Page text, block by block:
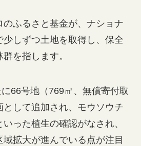
ふるさと基金が、ナショナ
少しずつ土地を取得し、保全
を指します。
66号地（769㎡、無償寄付取
して追加され、モウソウチ
った植生の確認がなされ、
拡大が進んでいる点が注目